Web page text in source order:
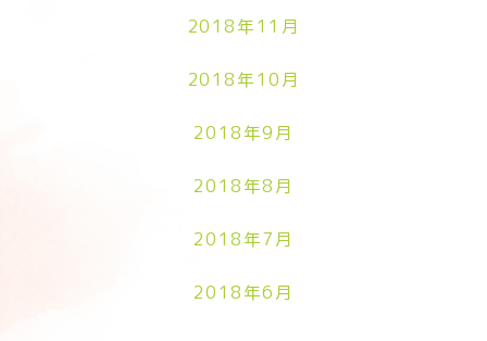
2018年11月
2018年10月
2018年9月
2018年8月
2018年7月
2018年6月